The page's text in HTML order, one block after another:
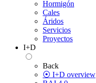
Hormigón
Cales
Áridos
Servicios
Proyectos
I+D
Back
⦿ I+D overview